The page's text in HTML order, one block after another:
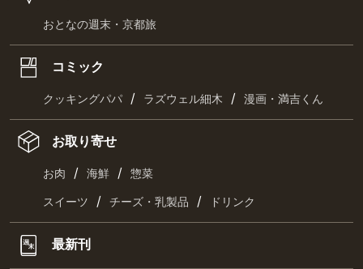
おとなの週末・京都旅
コミック
クッキングパパ / ラズウェル細木 / 漫画・満吉くん
お取り寄せ
お肉 / 海鮮 / 惣菜
スイーツ / チーズ・乳製品 / ドリンク
最新刊